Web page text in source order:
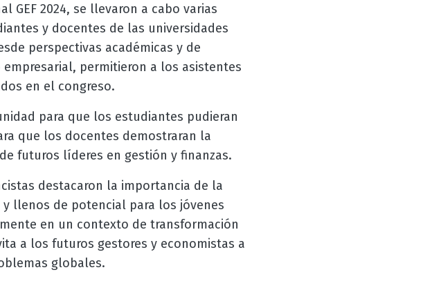
GEF 2024, se llevaron a cabo varias
y docentes de las universidades
perspectivas académicas y de
permitieron a los asistentes
en el congreso.
para que los estudiantes pudieran
que los docentes demostraran la
futuros líderes en gestión y finanzas.
destacaron la importancia de la
llenos de potencial para los jóvenes
en un contexto de transformación
a los futuros gestores y economistas a
globales.